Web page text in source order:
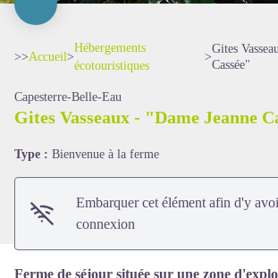
>>Accueil>
Hébergements
écotouristiques
>
Gites
Cassée"
Capesterre-Belle-Eau
Gites Vasseaux - "Dame Jeanne
Type : Bienvenue à la ferme
Embarquer cet élément afin d'y
connexion
Ferme de séjour située sur une zone